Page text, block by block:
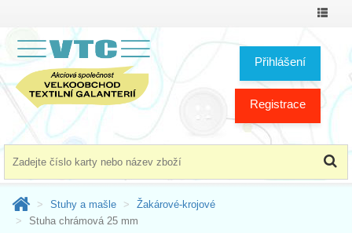
Přihlášení
Registrace
Stuhy a mašle
Žakárové-krojové
Stuha chrámová 25 mm